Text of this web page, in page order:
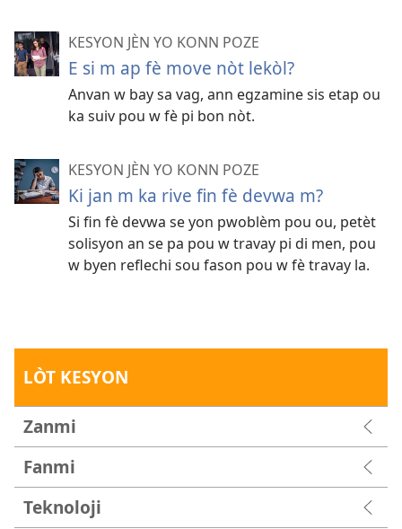
KESYON JÈN YO KONN POZE
E si m ap fè move nòt lekòl?
Anvan w bay sa vag, ann egzamine sis etap ou
ka suiv pou w fè pi bon nòt.
KESYON JÈN YO KONN POZE
Ki jan m ka rive fin fè devwa m?
Si fin fè devwa se yon pwoblèm pou ou, petèt
solisyon an se pa pou w travay pi di men, pou
w byen reflechi sou fason pou w fè travay la.
LÒT KESYON
Zanmi
Fanmi
Teknoloji